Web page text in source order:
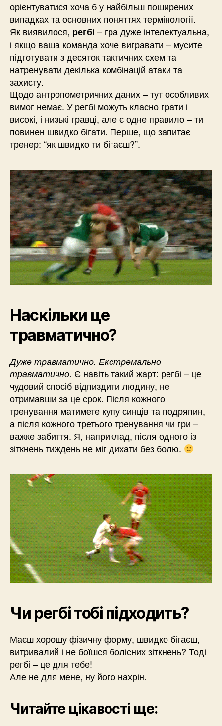
орієнтуватися хоча б у найбільш поширених
випадках та основних поняттях термінології.
Як виявилося, регбі – гра дуже інтелектуальна,
і якщо ваша команда хоче вигравати – мусите
підготувати з десяток тактичних схем та
натренувати декілька комбінацій атаки та
захисту.
Щодо антропометричних даних – тут особливих
вимог немає. У регбі можуть класно грати і
високі, і низькі гравці, але є одне правило – ти
повинен швидко бігати. Перше, що запитає
тренер: “як швидко ти бігаєш?”.
Наскільки це
травматично?
Дуже травматично. Екстремально
травматично. Є навіть такий жарт: регбі – це
чудовий спосіб відпиздити людину, не
отримавши за це срок. Після кожного
тренування матимете купу синців та подряпин,
а після кожного третього тренування чи гри –
важке забиття. Я, наприклад, після одного із
зіткнень тиждень не міг дихати без болю.
Чи регбі тобі підходить?
Маєш хорошу фізичну форму, швидко бігаєш,
витривалий і не боїшся болісних зіткнень? Тоді
регбі – це для тебе!
Але не для мене, ну його нахрін.
Читайте цікавості ще: